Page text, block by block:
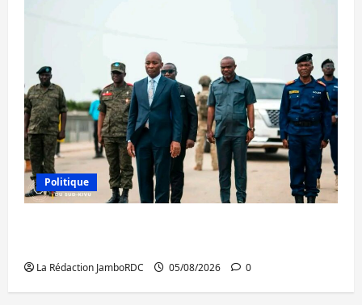
Politique
La Rédaction JamboRDC 05/08/2026 0